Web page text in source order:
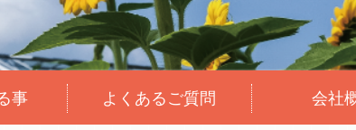
事 よくあるご質問 会社